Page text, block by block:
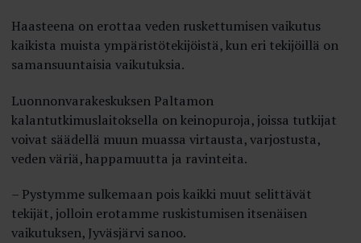
Haasteena on erottaa veden ruskettumisen vaikutus
kaikista muista ympäristötekijöistä, kun eri tekijöillä on
samansuuntaisia vaikutuksia.
Luonnonvarakeskuksen Paltamon
kalantutkimuslaitoksella on keinopuroja, joissa tutkijat
voivat säädellä muun muassa virtausta, varjostusta,
veden väriä, happamuutta ja ravinteita.
– Pystymme sulkemaan pois kaikki muut selittävät
tekijät, jolloin erotamme ruskistumisen itsenäisen
vaikutuksen, Jyväsjärvi sanoo.